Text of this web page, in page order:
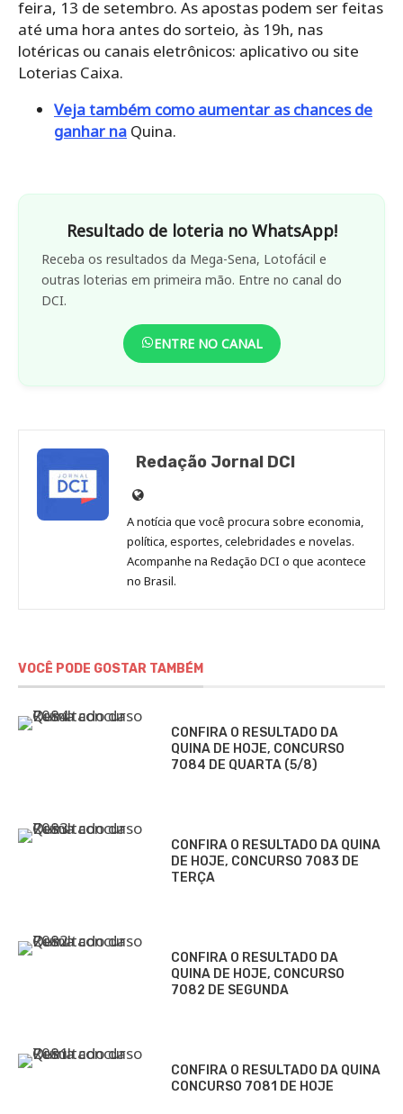
feira, 13 de setembro. As apostas podem ser feitas
até uma hora antes do sorteio, às 19h, nas
lotéricas ou canais eletrônicos: aplicativo ou site
Loterias Caixa.
Veja também como aumentar as chances de
ganhar na Quina.
Resultado de loteria no WhatsApp!
Receba os resultados da Mega-Sena, Lotofácil e
outras loterias em primeira mão. Entre no canal do
DCI.
ENTRE NO CANAL
Redação Jornal DCI
Site
de
Redação
Jornal
DCI
A notícia que você procura sobre economia,
política, esportes, celebridades e novelas.
Acompanhe na Redação DCI o que acontece
no Brasil.
VOCÊ PODE GOSTAR TAMBÉM
CONFIRA O RESULTADO DA
QUINA DE HOJE, CONCURSO
7084 DE QUARTA (5/8)
CONFIRA O RESULTADO DA QUINA
DE HOJE, CONCURSO 7083 DE
TERÇA
CONFIRA O RESULTADO DA
QUINA DE HOJE, CONCURSO
7082 DE SEGUNDA
CONFIRA O RESULTADO DA QUINA
CONCURSO 7081 DE HOJE